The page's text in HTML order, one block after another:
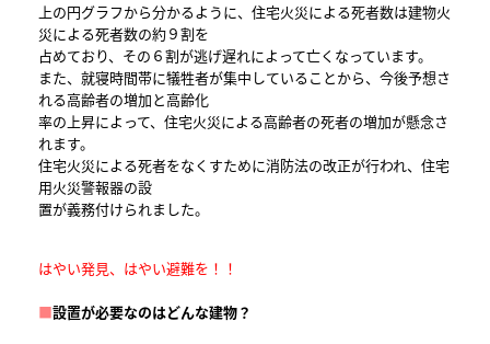
上の円グラフから分かるように、住宅火災による死者数は建物火
災による死者数の約９割を
占めており、その６割が逃げ遅れによって亡くなっています。
また、就寝時間帯に犠牲者が集中していることから、今後予想さ
れる高齢者の増加と高齢化
率の上昇によって、住宅火災による高齢者の死者の増加が懸念さ
れます。
住宅火災による死者をなくすために消防法の改正が行われ、住宅
用火災警報器の設
置が義務付けられました。
はやい発見、はやい避難を！！
■設置が必要なのはどんな建物？